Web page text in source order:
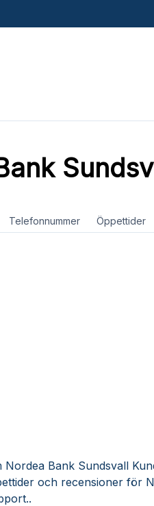
Telefonnummer Öppettider
Bank Sundsvall
och recensioner för